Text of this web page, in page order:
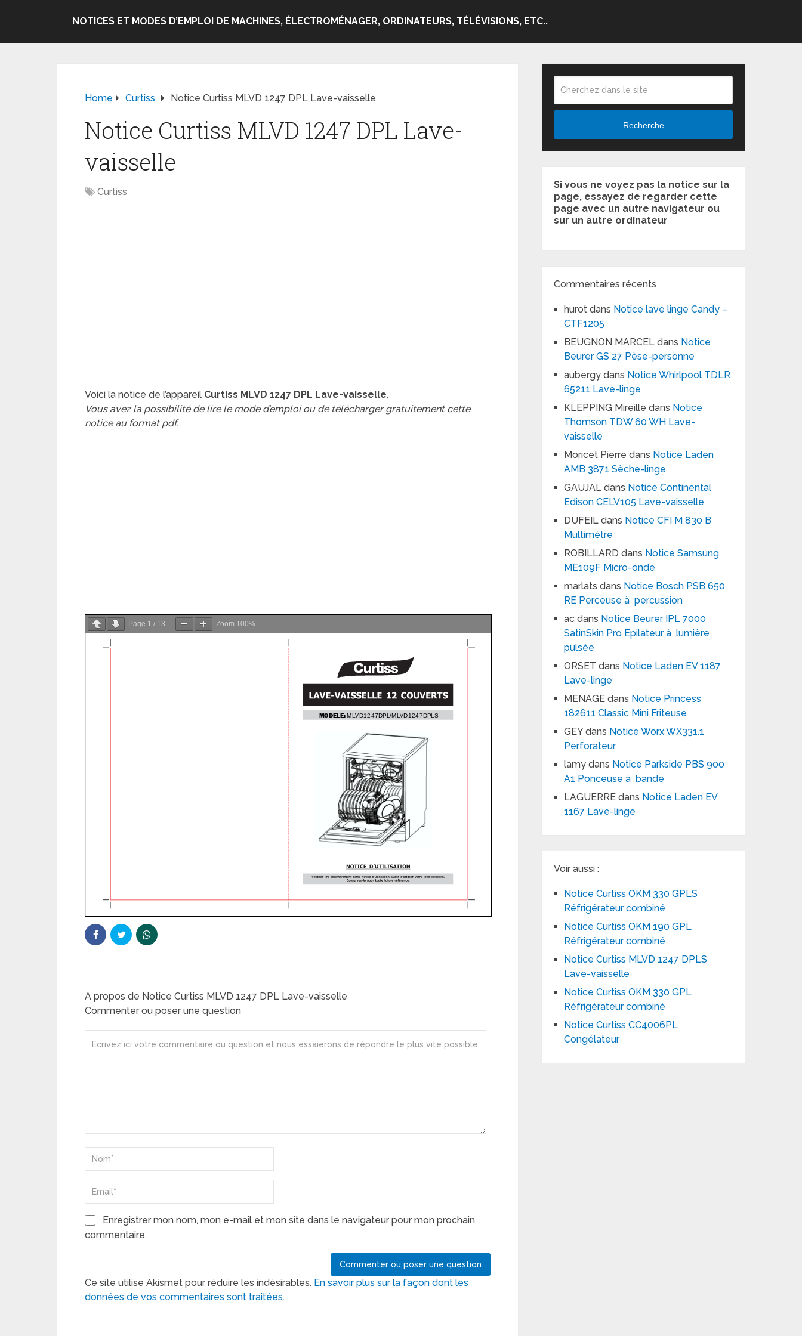
NOTICES ET MODES D’EMPLOI DE MACHINES, ÉLECTROMÉNAGER, ORDINATEURS, TÉLÉVISIONS, ETC..
Home Curtiss Notice Curtiss MLVD 1247 DPL Lave-vaisselle
Notice Curtiss MLVD 1247 DPL Lave-
vaisselle
Curtiss
Voici la notice de l’appareil Curtiss MLVD 1247 DPL Lave-vaisselle.
Vous avez la possibilité de lire le mode d’emploi ou de télécharger gratuitement cette
notice au format pdf.
Page 1 / 13 Zoom 100%
A propos de Notice Curtiss MLVD 1247 DPL Lave-vaisselle
Commenter ou poser une question
Enregistrer mon nom, mon e-mail et mon site dans le navigateur pour mon prochain
commentaire.
Ce site utilise Akismet pour réduire les indésirables. En savoir plus sur la façon dont les
données de vos commentaires sont traitées.
Recherche
Si vous ne voyez pas la notice sur la
page, essayez de regarder cette
page avec un autre navigateur ou
sur un autre ordinateur
Commentaires récents
hurot dans Notice lave linge Candy –
CTF1205
BEUGNON MARCEL dans Notice
Beurer GS 27 Pèse-personne
aubergy dans Notice Whirlpool TDLR
65211 Lave-linge
KLEPPING Mireille dans Notice
Thomson TDW 60 WH Lave-
vaisselle
Moricet Pierre dans Notice Laden
AMB 3871 Sèche-linge
GAUJAL dans Notice Continental
Edison CELV105 Lave-vaisselle
DUFEIL dans Notice CFI M 830 B
Multimètre
ROBILLARD dans Notice Samsung
ME109F Micro-onde
marlats dans Notice Bosch PSB 650
RE Perceuse à percussion
ac dans Notice Beurer IPL 7000
SatinSkin Pro Epilateur à lumière
pulsée
ORSET dans Notice Laden EV 1187
Lave-linge
MENAGE dans Notice Princess
182611 Classic Mini Friteuse
GEYdans Notice Worx WX331.1
Perforateur
lamy dans Notice Parkside PBS 900
A1 Ponceuse à bande
LAGUERRE dans Notice Laden EV
1167 Lave-linge
Voir aussi :
Notice Curtiss OKM 330 GPLS
Réfrigérateur combiné
Notice Curtiss OKM 190 GPL
Réfrigérateur combiné
Notice Curtiss MLVD 1247 DPLS
Lave-vaisselle
Notice Curtiss OKM 330 GPL
Réfrigérateur combiné
Notice Curtiss CC4006PL
Congélateur